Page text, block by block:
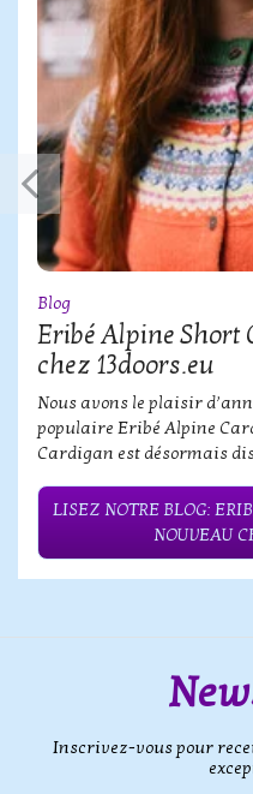
Blog
Eribé Alpine Short
chez 13doors.eu
Nous avons le plaisir
populaire Eribé Alpine
Cardigan est désormais
LISEZ NOTRE BLOG:
NOUVEAU
Inscrivez-vous pour